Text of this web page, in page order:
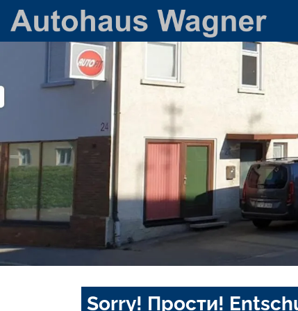
Sorry! Прости!